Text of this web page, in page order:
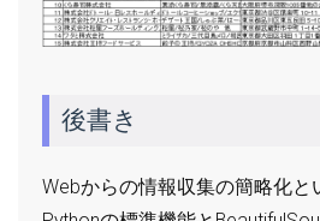
後書き
Webからの情報収集の簡略化と